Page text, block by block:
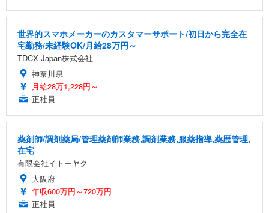
世界的スマホメーカーのカスタマーサポート/初日から完全在
宅勤務/未経験OK/月給28万円～
TDCX Japan株式会社
神奈川県
月給28万1,228円～
正社員
薬剤師/調剤薬局/管理薬剤師業務,調剤業務,服薬指導,薬歴管理,
在宅
有限会社イトーヤク
大阪府
年収600万円～720万円
正社員